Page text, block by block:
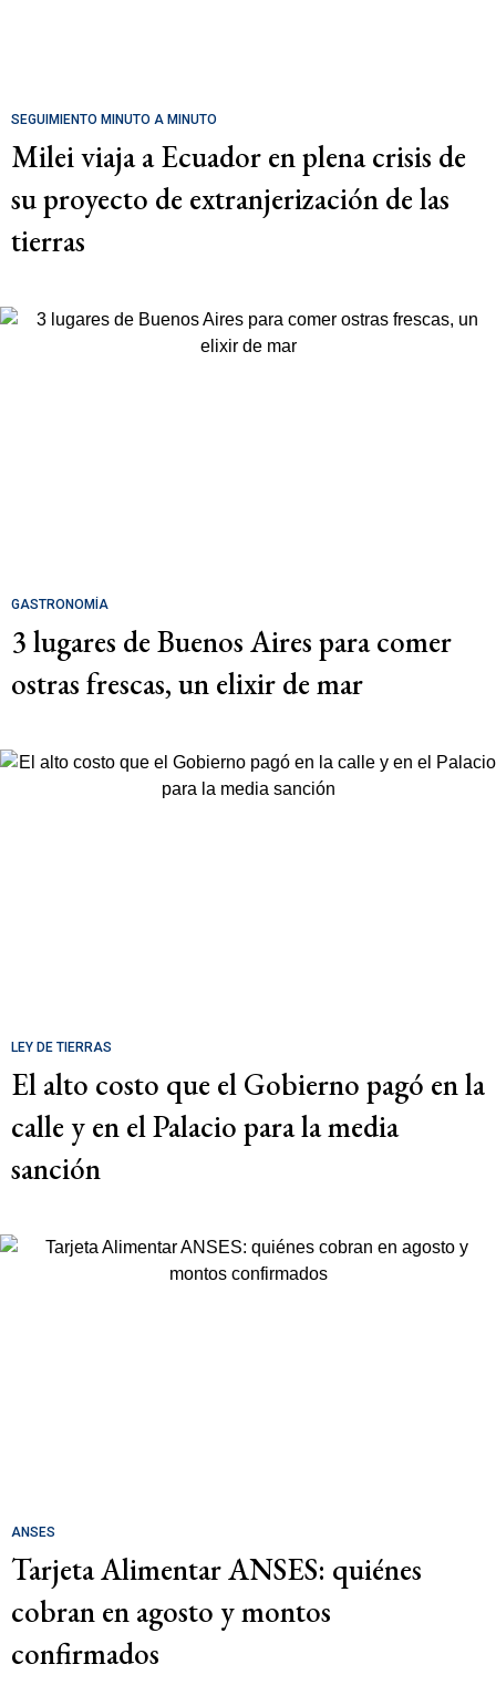
SEGUIMIENTO MINUTO A MINUTO
Milei viaja a Ecuador en plena crisis de
su proyecto de extranjerización de las
tierras
GASTRONOMÍA
3 lugares de Buenos Aires para comer
ostras frescas, un elixir de mar
LEY DE TIERRAS
El alto costo que el Gobierno pagó en la
calle y en el Palacio para la media
sanción
ANSES
Tarjeta Alimentar ANSES: quiénes
cobran en agosto y montos
confirmados